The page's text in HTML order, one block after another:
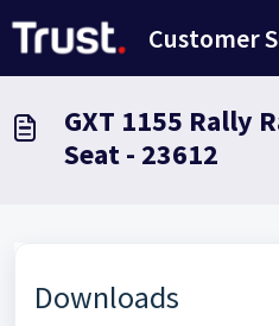
Customer
GXT 1155 Rally
Seat - 23612
Downloads